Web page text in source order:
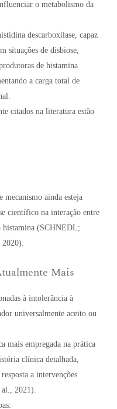
o metabolismo da
descarboxilase, capaz
situações de disbiose,
de histamina
a carga total de
citados na literatura estão
mecanismo ainda esteja
científico na interação entre
histamina (SCHNEDL;
Mais
à intolerância à
universalmente aceito ou
mais empregada na prática
clínica detalhada,
a intervenções
al., 2021).